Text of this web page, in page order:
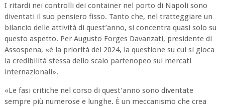
I ritardi nei controlli dei container nel porto di Napoli sono
diventati il suo pensiero fisso. Tanto che, nel tratteggiare un
bilancio delle attività di quest’anno, si concentra quasi solo su
questo aspetto. Per Augusto Forges Davanzati, presidente di
Assospena, «è la priorità del 2024, la questione su cui si gioca
la credibilità stessa dello scalo partenopeo sui mercati
internazionali».
«Le fasi critiche nel corso di quest’anno sono diventate
sempre più numerose e lunghe. È un meccanismo che crea